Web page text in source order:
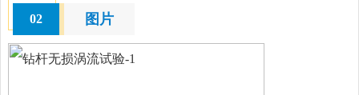
02 图片